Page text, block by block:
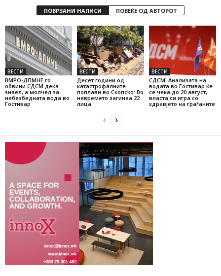
ПОВРЗАНИ НАПИСИ ПОВЕЌЕ ОД АВТОРОТ
ВЕСТИ
ВМРО-ДПМНЕ го
обвини СДСМ дека
знаел, а молчел за
небезбедната вода во
Гостивар
ВЕСТИ
Десет години од
катастрофалните
поплави во Скопско: Во
невремето загинаа 22
лица
ВЕСТИ
СДСМ: Анализата на
водата во Гостивар ќе
се чека до 20 август,
власта си игра со
здравјето на граѓаните